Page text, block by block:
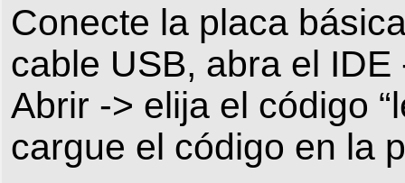
Conecte la placa
cable USB, abra el
Abrir -> elija el código
cargue el código en la